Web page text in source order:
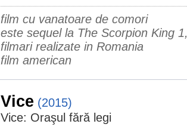
film cu vanatoare de comori
este sequel la The Scorpion King
filmari realizate in Romania
film american
Vice (2015)
Vice: Oraşul fără legi